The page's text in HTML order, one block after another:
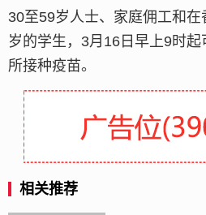
30至59岁人士、家庭佣工和
岁的学生，3月16日早上9时
所接种疫苗。
相关推荐